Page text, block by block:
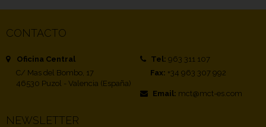
CONTACTO
Oficina Central
C/ Mas del Bombo, 17
46530 Puzol - Valencia (España)
Tel: 963 311 107
Fax: +34 963 307 992
Email: mct@mct-es.com
NEWSLETTER